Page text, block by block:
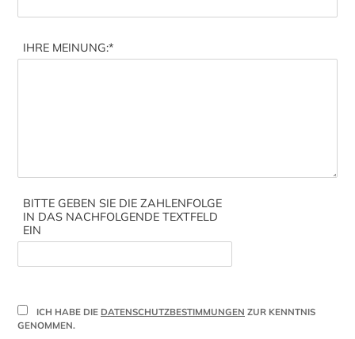
IHRE MEINUNG:*
BITTE GEBEN SIE DIE ZAHLENFOLGE
IN DAS NACHFOLGENDE TEXTFELD
EIN
ICH HABE DIE DATENSCHUTZBESTIMMUNGEN ZUR KENNTNIS
GENOMMEN.